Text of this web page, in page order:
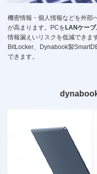
機密情報・個人情報などを外部
が高まります。PCをLANケー
情報漏えいリスクを低減できます
BitLocker、Dynabook製
できます。